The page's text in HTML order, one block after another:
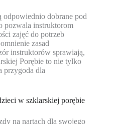
dobrane pod
pozwala instruktorom
zajęć do potrzeb
zasad
instruktorów sprawiają,
Porębie to nie tylko
przygoda dla
w szklarskiej porębie
na nartach dla swojego